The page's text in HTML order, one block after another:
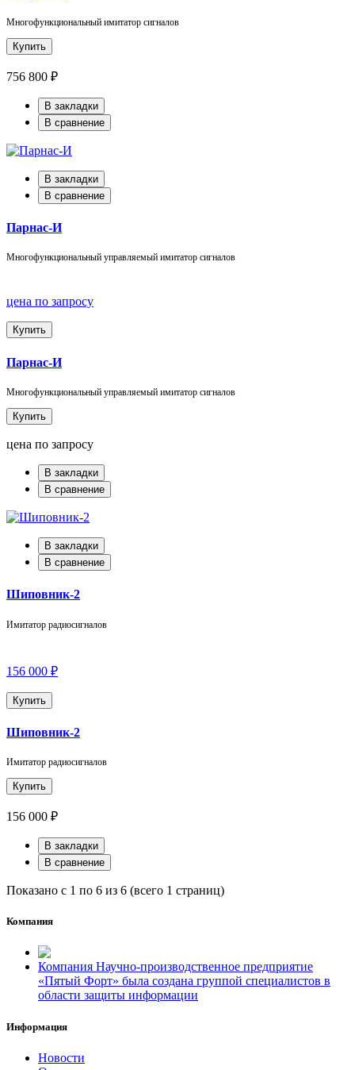
Многофункциональный имитатор сигналов
Купить
756 800 ₽
В закладки
В сравнение
В закладки
В сравнение
Парнас-И
Многофункциональный управляемый имитатор сигналов
цена по запросу
Купить
Парнас-И
Многофункциональный управляемый имитатор сигналов
Купить
цена по запросу
В закладки
В сравнение
В закладки
В сравнение
Шиповник-2
Имитатор радиосигналов
156 000 ₽
Купить
Шиповник-2
Имитатор радиосигналов
Купить
156 000 ₽
В закладки
В сравнение
Показано с 1 по 6 из 6 (всего 1 страниц)
Компания
Компания Научно-производственное предприятие
«Пятый Форт» была создана группой специалистов в
области защиты информации
Информация
Новости